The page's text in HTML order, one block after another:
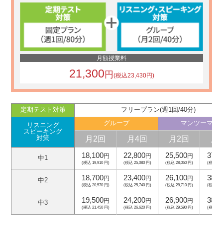
月額授業料
21,300円(税込23,430円)
定期テスト対策 フリープラン(週1回/40分)
リスニング
スピーキング
対策
グループ マンツーマン
月2回 月4回 月2回
中1 18,100円
(税込 19,910 円)
22,800円
(税込 25,080 円)
25,500円
(税込 28,050 円) (税込
中2 18,700円
(税込 20,570 円)
23,400円
(税込 25,740 円)
26,100円
(税込 28,710 円) (税込
中3 19,500円
(税込 21,450 円)
24,200円
(税込 26,620 円)
26,900円
(税込 29,590 円) (税込